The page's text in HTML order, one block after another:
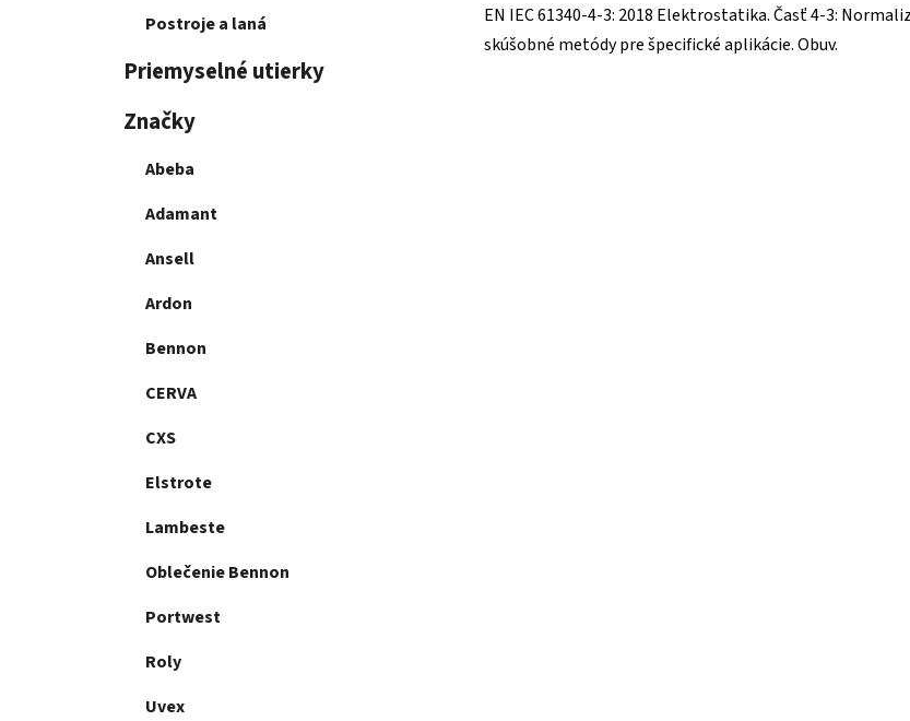
Postroje a laná
Priemyselné utierky
Značky
Abeba
Adamant
Ansell
Ardon
Bennon
CERVA
CXS
Elstrote
Lambeste
Oblečenie Bennon
Portwest
Roly
Uvex
EN IEC 61340-4-3: 2018 Elektrostatika. Časť 4-3:
skúšobné metódy pre špecifické aplikácie. Obuv.